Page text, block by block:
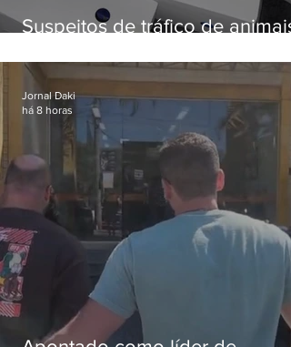
Suspeitos de tráfico de animais
aves
Jornal Daki
há 8 horas